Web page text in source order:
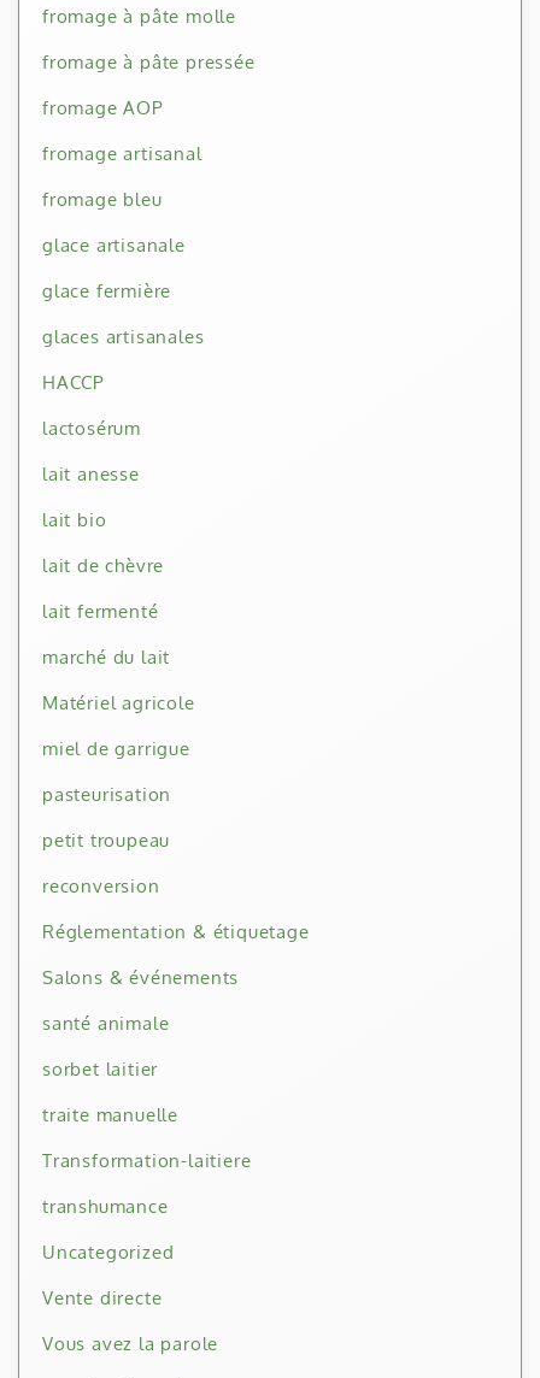
fromage à pâte molle
fromage à pâte pressée
fromage AOP
fromage artisanal
fromage bleu
glace artisanale
glace fermière
glaces artisanales
HACCP
lactosérum
lait anesse
lait bio
lait de chèvre
lait fermenté
marché du lait
Matériel agricole
miel de garrigue
pasteurisation
petit troupeau
reconversion
Réglementation & étiquetage
Salons & événements
santé animale
sorbet laitier
traite manuelle
Transformation-laitiere
transhumance
Uncategorized
Vente directe
Vous avez la parole